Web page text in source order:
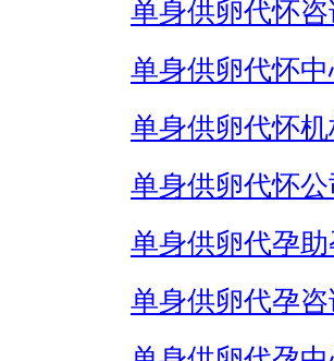
单身供卵代怀咨
单身供卵代怀
单身供卵代怀机
单身供卵代怀公
单身供卵代孕助
单身供卵代孕咨